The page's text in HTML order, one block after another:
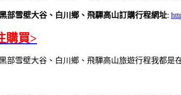
部雪壁大谷、白川鄉、飛驒高山訂購行程網址:
購買>
部雪壁大谷、白川鄉、飛驒高山旅遊行程我都是